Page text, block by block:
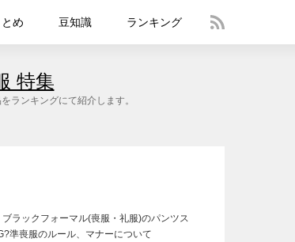
特集
ランキングにて紹介します。
とめ 豆知識 ランキング
ブラックフォーマル(喪服・礼服)のパンツス
準喪服のルール、マナーについて